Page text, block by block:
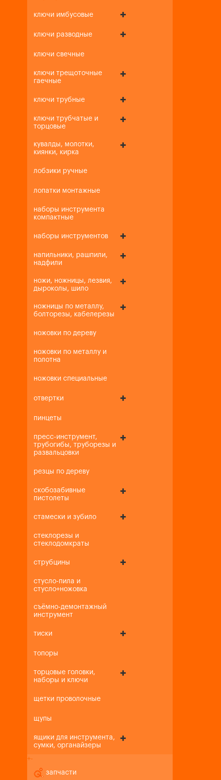
ключи имбусовые
ключи разводные
ключи свечные
ключи трещоточные
гаечные
ключи трубные
ключи трубчатые и
торцовые
кувалды, молотки,
киянки, кирка
лобзики ручные
лопатки монтажные
наборы инструмента
компактные
наборы инструментов
напильники, рашпили,
надфили
ножи, ножницы, лезвия,
дыроколы, шило
ножницы по металлу,
болторезы, кабелерезы
ножовки по дереву
ножовки по металлу и
полотна
ножовки специальные
отвертки
пинцеты
пресс-инструмент,
трубогибы, труборезы и
развальцовки
резцы по дереву
скобозабивные
пистолеты
стамески и зубило
стеклорезы и
стеклодомкраты
струбцины
стусло-пила и
стусло+ножовка
съёмно-демонтажный
инструмент
тиски
топоры
торцовые головки,
наборы и ключи
щетки проволочные
щупы
ящики для инструмента,
сумки, органайзеры
+-
запчасти